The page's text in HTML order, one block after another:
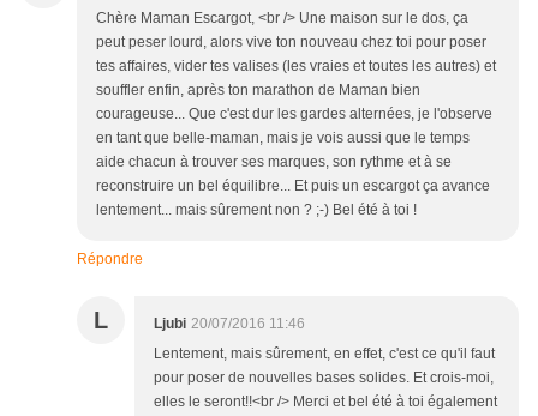
Chère Maman Escargot, <br /> Une maison sur le dos, ça
peut peser lourd, alors vive ton nouveau chez toi pour poser
tes affaires, vider tes valises (les vraies et toutes les autres) et
souffler enfin, après ton marathon de Maman bien
courageuse... Que c'est dur les gardes alternées, je l'observe
en tant que belle-maman, mais je vois aussi que le temps
aide chacun à trouver ses marques, son rythme et à se
reconstruire un bel équilibre... Et puis un escargot ça avance
lentement... mais sûrement non ? ;-) Bel été à toi !
Répondre
L Ljubi 20/07/2016 11:46
Lentement, mais sûrement, en effet, c'est ce qu'il faut
pour poser de nouvelles bases solides. Et crois-moi,
elles le seront!!<br /> Merci et bel été à toi également